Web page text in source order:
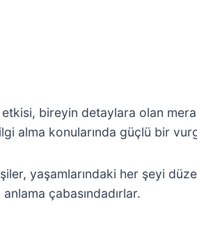
bireyin detaylara olan
alma konularında güçlü bir
yaşamlarındaki her şeyi
çabasındadırlar.